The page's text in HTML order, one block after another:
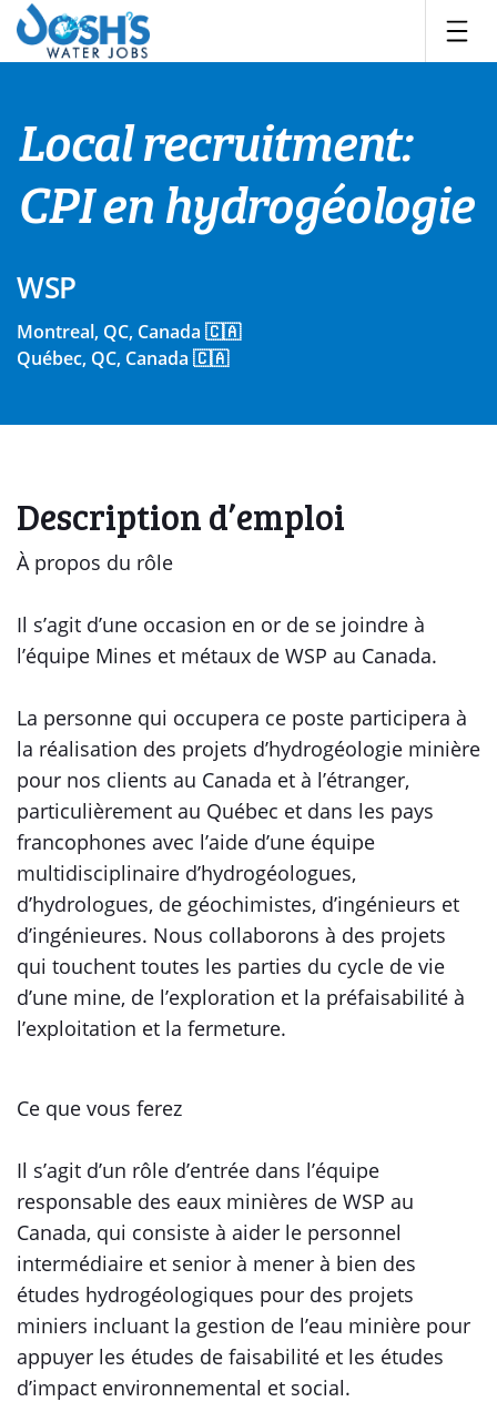
Skip
content
Local recruitment:
CPI en hydrogéologie
WSP
Montreal, QC, Canada 🇨🇦
Québec, QC, Canada 🇨🇦
Description d’emploi
À propos du rôle
Il s’agit d’une occasion en or de se joindre à
l’équipe Mines et métaux de WSP au Canada.
La personne qui occupera ce poste participera à
la réalisation des projets d’hydrogéologie minière
pour nos clients au Canada et à l’étranger,
particulièrement au Québec et dans les pays
francophones avec l’aide d’une équipe
multidisciplinaire d’hydrogéologues,
d’hydrologues, de géochimistes, d’ingénieurs et
d’ingénieures. Nous collaborons à des projets
qui touchent toutes les parties du cycle de vie
d’une mine, de l’exploration et la préfaisabilité à
l’exploitation et la fermeture.
Ce que vous ferez
Il s’agit d’un rôle d’entrée dans l’équipe
responsable des eaux minières de WSP au
Canada, qui consiste à aider le personnel
intermédiaire et senior à mener à bien des
études hydrogéologiques pour des projets
miniers incluant la gestion de l’eau minière pour
appuyer les études de faisabilité et les études
d’impact environnemental et social.